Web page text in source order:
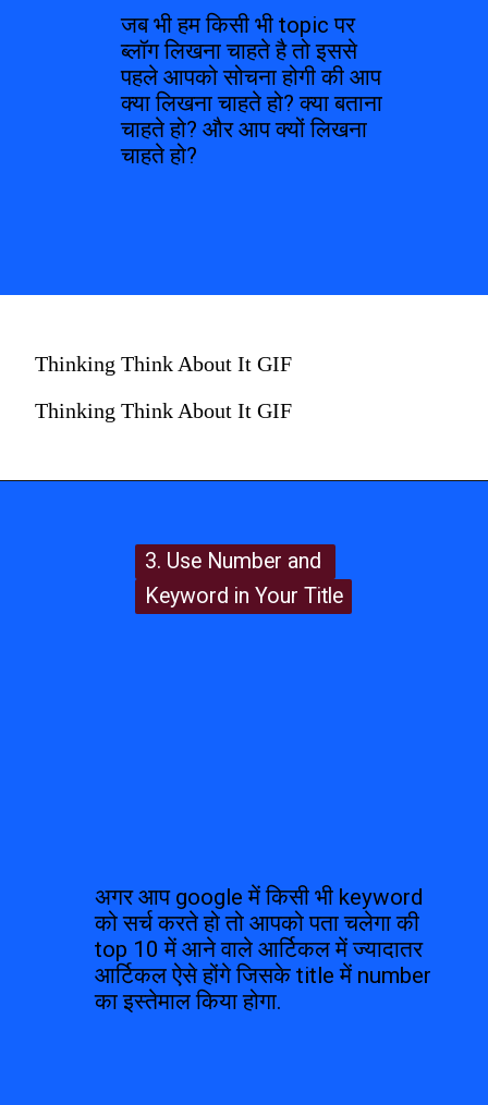
जब भी हम किसी भी topic पर
ब्लॉग लिखना चाहते है तो इससे
पहले आपको सोचना होगी की आप
क्या लिखना चाहते हो? क्या बताना
चाहते हो? और आप क्यों लिखना
चाहते हो?
Thinking Think About It GIF
Thinking Think About It GIF
3. Use Number and
Keyword in Your Title
3. Use Number and
Keyword in Your Title
अगर आप google में किसी भी keyword
को सर्च करते हो तो आपको पता चलेगा की
top 10 में आने वाले आर्टिकल में ज्यादातर
आर्टिकल ऐसे होंगे जिसके title में number
का इस्तेमाल किया होगा.